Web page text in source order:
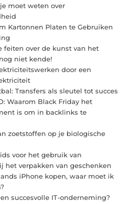
moet weten over
Kartonnen Platen te Gebruiken
feiten over de kunst van het
niet kende!
door een
Transfers als sleutel tot succes
Waarom Black Friday het
is om in backlinks te
zoetstoffen op je biologische
voor het gebruik van
het verpakken van geschenken
iPhone kopen, waar moet ik
succesvolle IT-onderneming?